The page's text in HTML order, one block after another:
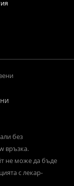
без
връзка.
не може да бъде
с лекар-